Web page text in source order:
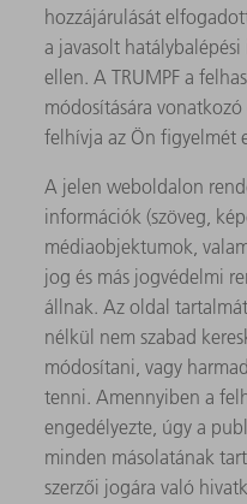
hozzájárulását
a javasolt
ellen. A TRUMPF a
módosítására
felhívja az Ön figyelmét
A jelen weboldalon
információk (szöveg,
médiaobjektumok,
jog és más jogvédelmi
állnak. Az oldal
nélkül nem szabad
módosítani, vagy
tenni. Amennyiben a
engedélyezte, úgy a
minden másolatának
szerzői jogára való